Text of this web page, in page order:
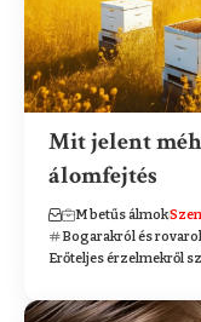
Mit jelent
álomfejtés
M betűs álmok
Bogarakról és
Erőteljes érzelmekről